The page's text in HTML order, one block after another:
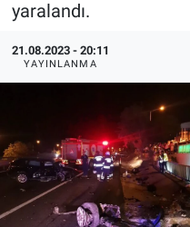
yaralandı.
21.08.2023 - 20:11
YAYINLANMA